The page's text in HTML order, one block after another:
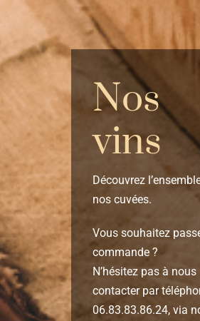
Nos
vins
Découvrez
nos cuvées.
Vous souhaitez
commande ?
N’hésitez pas à nous
contacter par
06.83.83.86.24, via